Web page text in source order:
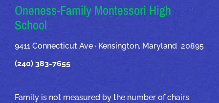
Oneness-Family Montessori High
School
9411 Connecticut Ave · Kensington, Maryland 20895
(240) 383-7655
Family is not measured by the number of chairs